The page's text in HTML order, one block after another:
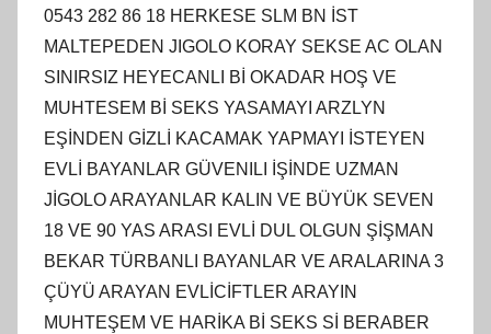
0543 282 86 18 HERKESE SLM BN İST
MALTEPEDEN JIGOLO KORAY SEKSE AC OLAN
SINIRSIZ HEYECANLI Bİ OKADAR HOŞ VE
MUHTESEM Bİ SEKS YASAMAYI ARZLYN
EŞİNDEN GİZLİ KACAMAK YAPMAYI İSTEYEN
EVLİ BAYANLAR GÜVENILI İŞİNDE UZMAN
JİGOLO ARAYANLAR KALIN VE BÜYÜK SEVEN
18 VE 90 YAS ARASI EVLİ DUL OLGUN ŞİŞMAN
BEKAR TÜRBANLI BAYANLAR VE ARALARINA 3
ÇÜYÜ ARAYAN EVLİCİFTLER ARAYIN
MUHTEŞEM VE HARİKA Bİ SEKS Sİ BERABER